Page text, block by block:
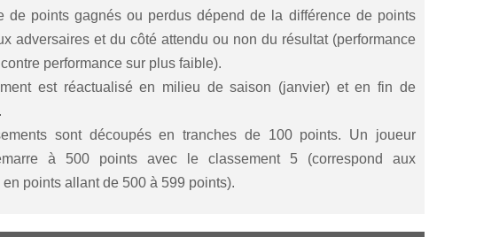
de points gagnés ou perdus dépend de la différence de points
adversaires et du côté attendu ou non du résultat (performance
performance sur plus faible).
est réactualisé en milieu de saison (janvier) et en fin de
sont découpés en tranches de 100 points. Un joueur
à 500 points avec le classement 5 (correspond aux
points allant de 500 à 599 points).